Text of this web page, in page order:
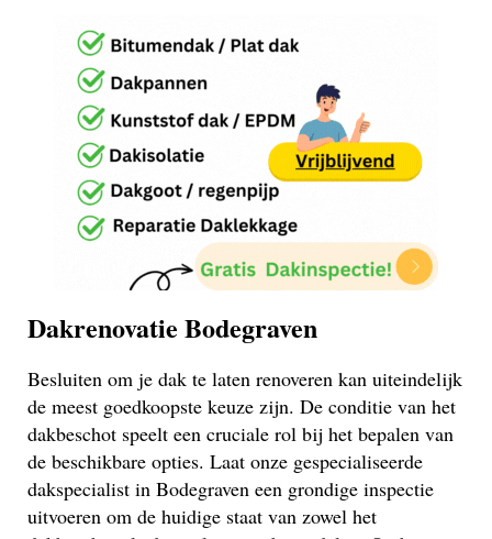
Dakrenovatie Bodegraven
Besluiten om je dak te laten renoveren kan uiteindelijk
de meest goedkoopste keuze zijn. De conditie van het
dakbeschot speelt een cruciale rol bij het bepalen van
de beschikbare opties. Laat onze gespecialiseerde
dakspecialist in Bodegraven een grondige inspectie
uitvoeren om de huidige staat van zowel het